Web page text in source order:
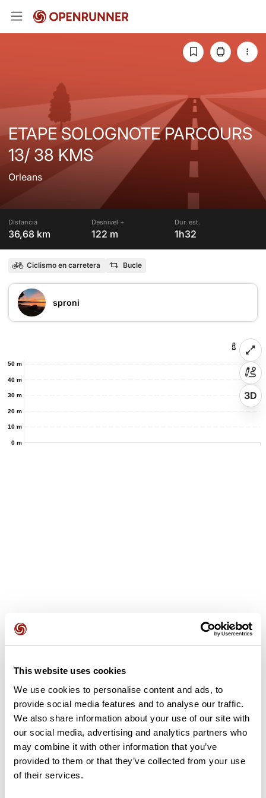
This website uses cookies
We use cookies to personalise content and ads, to
provide social media features and to analyse our traffic.
We also share information about your use of our site with
our social media, advertising and analytics partners who
may combine it with other information that you’ve
provided to them or that they’ve collected from your use
of their services.
ETAPE SOLOGNOTE PARCOURS
13/ 38 KMS
Orleans
Distancia
36,68 km
Desnivel +
122 m
Dur. est.
1h32
Ciclismo en carretera Bucle
sproni
0 m
10 m
20 m
30 m
40 m
50 m
3D
Opiniones de los usuarios
Este recorrido aún no contiene opiniones. ¿Ya lo has
completado? ¡Deja la primera opinión!
Añadir una opinión